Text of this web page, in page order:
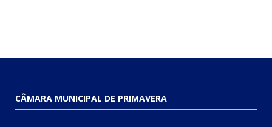
CÂMARA MUNICIPAL DE PRIMAVERA